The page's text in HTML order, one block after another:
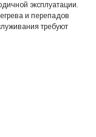
эксплуатации.
и перепадов
требуют